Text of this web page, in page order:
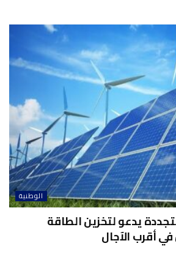
الوطنية
يدعو لتخزين الطاقة
في أقرب الآجال